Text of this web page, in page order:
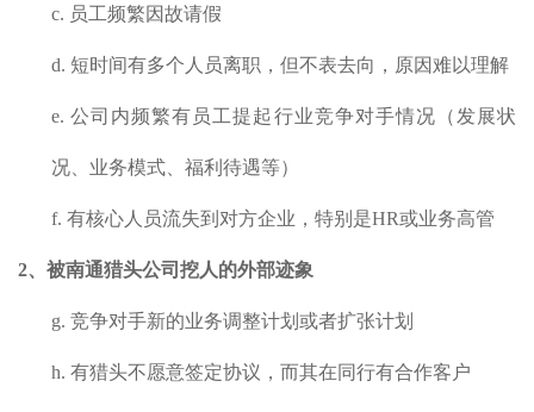
c. 员工频繁因故请假
d. 短时间有多个人员离职，但不表去向，原因难以理解
e.公司内频繁有员工提起行业竞争对手情况（发展状
况、业务模式、福利待遇等）
f. 有核心人员流失到对方企业，特别是HR或业务高管
2、被南通猎头公司挖人的外部迹象
g. 竞争对手新的业务调整计划或者扩张计划
h. 有猎头不愿意签定协议，而其在同行有合作客户